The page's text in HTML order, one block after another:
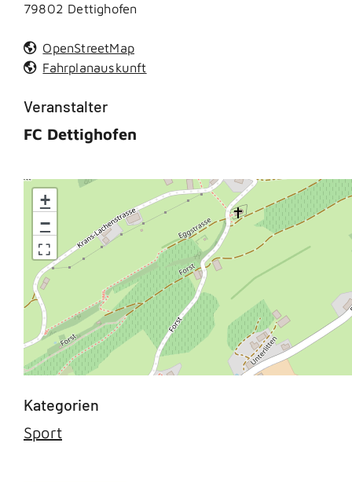
+
−
79802 Dettighofen
OpenStreetMap
Fahrplanauskunft
Veranstalter
FC Dettighofen
Sport